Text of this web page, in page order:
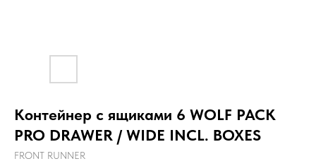
Контейнер с ящиками 6 WOLF PACK
PRO DRAWER / WIDE INCL. BOXES
FRONT RUNNER